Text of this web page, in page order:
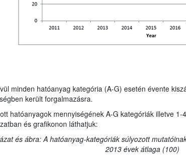
minden hatóanyag kategória (A-G) esetén évente
került forgalmazásra.
hatóanyagok mennyiségének A-G kategóriák illetve
és grafikonon láthatjuk:
és ábra: A hatóanyag-kategóriák súlyozott
2013 évek átlaga (100)